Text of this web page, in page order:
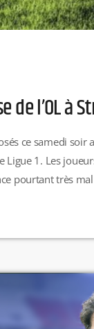
de l’OL à
ce samedi soir
Ligue 1. Les
pourtant très